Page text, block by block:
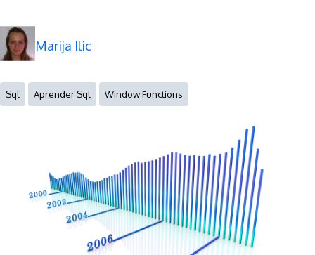
Marija Ilic
Sql Aprender Sql Window Functions